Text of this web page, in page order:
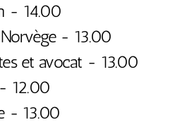
- 14.00
- 13.00
et avocat - 13.00
12.00
- 13.00